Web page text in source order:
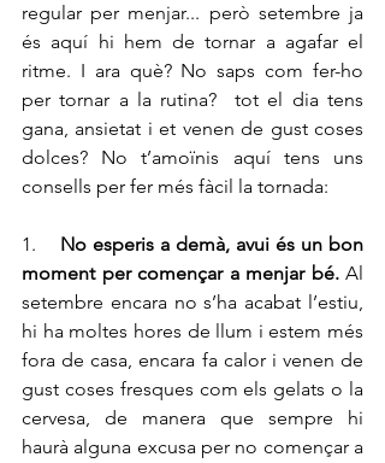
regular per menjar... però setembre ja
és aquí hi hem de tornar a agafar el
ritme. I ara què? No saps com fer-ho
per tornar a la rutina?  tot el dia tens
gana, ansietat i et venen de gust coses
dolces? No t’amoïnis aquí tens uns
consells per fer més fàcil la tornada:
1. No esperis a demà, avui és un bon
moment per començar a menjar bé. Al
setembre encara no s’ha acabat l’estiu,
hi ha moltes hores de llum i estem més
fora de casa, encara fa calor i venen de
gust coses fresques com els gelats o la
cervesa, de manera que sempre hi
haurà alguna excusa per no començar a